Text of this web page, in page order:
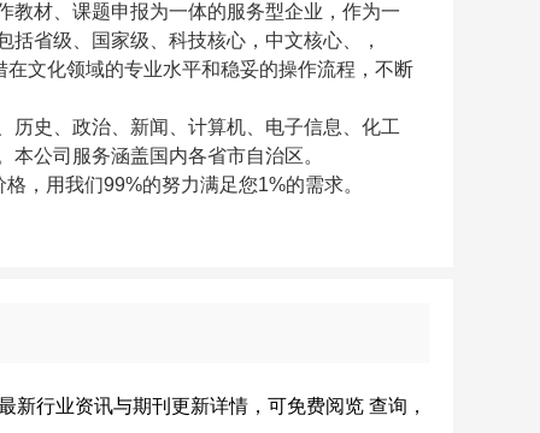
材、课题申报为一体的服务型企业， 作为一
省级、国家级、科技核心，中文核心、，
在文化领域的专业水平和稳妥的操作流程，不断
历史、政治、新闻、计算机、电子信息、化工
公司服务涵盖国内各省市自治区。
用我们99%的努力满足您1%的需求。
新行业资讯与期刊更新详情，可免费阅览 查询，